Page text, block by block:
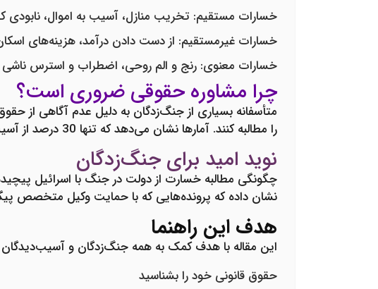
خسارات مستقیم: تخریب منازل، آسیب به اموال، نابودی
خسارات غیرمستقیم: از دست دادن درآمد، هزینه‌های
خسارات معنوی: رنج و الم روحی، اضطراب و استرس
چرا مشاوره حقوقی ضروری است؟
متأسفانه بسیاری از جنگ‌زدگان به دلیل عدم آگاهی از
را مطالبه کنند. آمارها نشان می‌دهد که تنها 30 درصد از آسیب‌دیدگان جنگی توانسته‌اند خسارات خود را از دولت دریافت کنند.
نوید امید برای جنگ‌زدگان
چگونگی مطالبه خسارت از دولت در جنگ با اسرائیل
نشان داده که پرونده‌هایی که با حمایت وکیل متخصص پیگیری
هدف این راهنما
این مقاله با هدف کمک به همه جنگ‌زدگان و آسیب‌دیدگان
حقوق قانونی خود را بشناسید